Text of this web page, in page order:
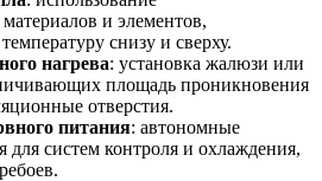
и элементов,
снизу и сверху.
нагрева: установка жалюзи или
площадь проникновения
отверстия.
питания: автономные
для систем контроля и охлаждения,